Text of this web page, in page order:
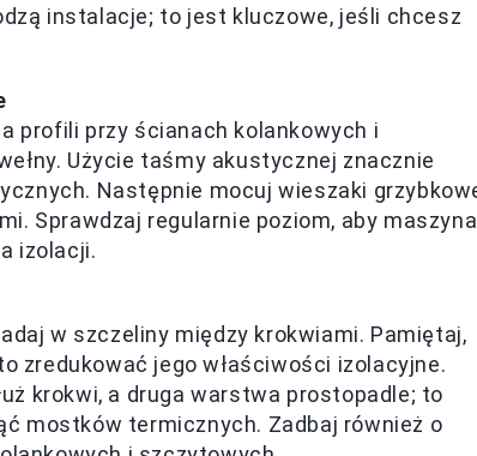
instalacje; to jest kluczowe, jeśli chcesz
profili przy ścianach kolankowych i
Użycie taśmy akustycznej znacznie
Następnie mocuj wieszaki
Sprawdzaj regularnie poziom, aby maszyna
izolacji.
w szczeliny między krokwiami. Pamiętaj,
zredukować jego właściwości izolacyjne.
krokwi, a druga warstwa prostopadle; to
mostków termicznych. Zadbaj również o